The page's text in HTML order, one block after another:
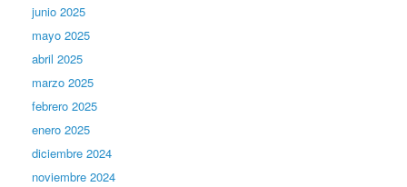
junio 2025
mayo 2025
abril 2025
marzo 2025
febrero 2025
enero 2025
diciembre 2024
noviembre 2024